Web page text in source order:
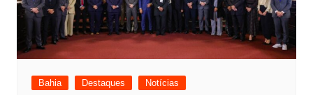
Bahia Destaques Notícias